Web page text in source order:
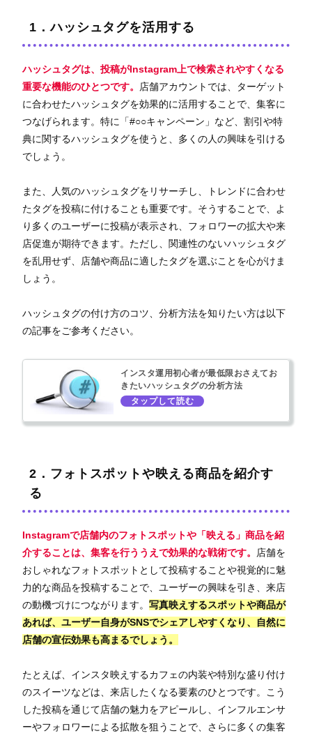
1．ハッシュタグを活用する
ハッシュタグは、投稿がInstagram上で検索されやすくなる
重要な機能のひとつです。
店舗アカウントでは、ターゲット
に合わせたハッシュタグを効果的に活用することで、集客に
つなげられます。特に「#○○キャンペーン」など、割引や特
典に関するハッシュタグを使うと、多くの人の興味を引ける
でしょう。
また、人気のハッシュタグをリサーチし、トレンドに合わせ
たタグを投稿に付けることも重要です。そうすることで、よ
り多くのユーザーに投稿が表示され、フォロワーの拡大や来
店促進が期待できます。ただし、関連性のないハッシュタグ
を乱用せず、店舗や商品に適したタグを選ぶことを心がけま
しょう。
ハッシュタグの付け方のコツ、分析方法を知りたい方は以下
の記事をご参考ください。
インスタ運用初心者が最低限おさえてお
きたいハッシュタグの分析方法
2．フォトスポットや映える商品を紹介す
る
Instagramで店舗内のフォトスポットや「映える」商品を紹
介することは、集客を行ううえで効果的な戦術です。
店舗を
おしゃれなフォトスポットとして投稿することや視覚的に魅
力的な商品を投稿することで、ユーザーの興味を引き、来店
の動機づけにつながります。 写真映えするスポットや商品が
あれば、ユーザー自身がSNSでシェアしやすくなり、自然に
店舗の宣伝効果も高まるでしょう。
たとえば、インスタ映えするカフェの内装や特別な盛り付け
のスイーツなどは、来店したくなる要素のひとつです。こう
した投稿を通じて店舗の魅力をアピールし、インフルエンサ
ーやフォロワーによる拡散を狙うことで、さらに多くの集客